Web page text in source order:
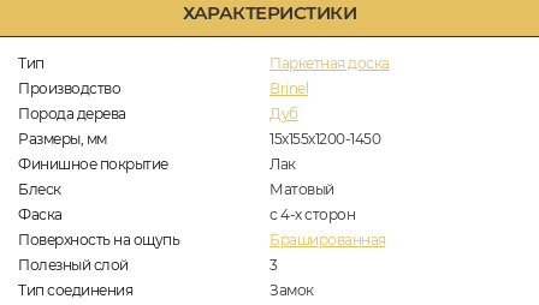
ХАРАКТЕРИСТИКИ
Тип
Паркетная доска
Производство
Brinel
Порода дерева
Дуб
Размеры, мм
15х155х1200-1450
Финишное покрытие
Лак
Блеск
Матовый
Фаска
с 4-х сторон
Поверхность на ощупь
Брашированная
Полезный слой
3
Тип соединения
Замок